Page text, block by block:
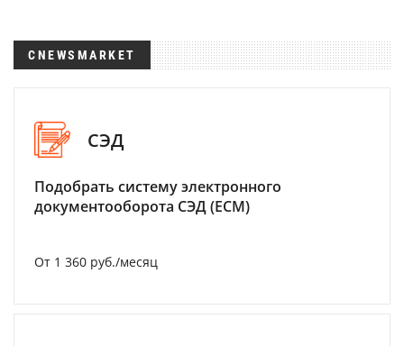
CNEWSMARKET
СЭД
Подобрать систему электронного
документооборота СЭД (ECM)
От 1 360 руб./месяц